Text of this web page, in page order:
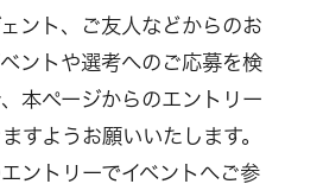
ント、ご友人などからのお
ントや選考へのご応募を検
本ページからのエントリー
すようお願いいたします。
ントリーでイベントへご参